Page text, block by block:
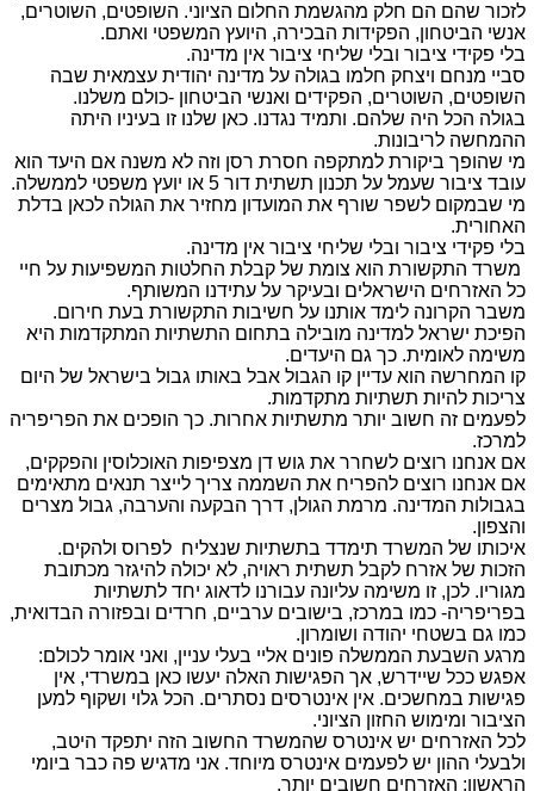
לזכור שהם הם חלק מהגשמת החלום הציוני. השופטים, השוטרים,
אנשי הביטחון, הפקידות הבכירה, היועץ המשפטי ואתם.
בלי פקידי ציבור ובלי שליחי ציבור אין מדינה.
סביי מנחם ויצחק חלמו בגולה על מדינה יהודית עצמאית שבה
השופטים, השוטרים, הפקידים ואנשי הביטחון -כולם משלנו.
בגולה הכל היה שלהם. ותמיד נגדנו. כאן שלנו זו בעיניו היתה
ההמחשה לריבונות.
מי שהופך ביקורת למתקפה חסרת רסן וזה לא משנה אם היעד הוא
עובד ציבור שעמל על תכנון תשתית דור 5 או יועץ משפטי לממשלה.
מי שבמקום לשפר שורף את המועדון מחזיר את הגולה לכאן בדלת
האחורית.
בלי פקידי ציבור ובלי שליחי ציבור אין מדינה.
משרד התקשורת הוא צומת של קבלת החלטות המשפיעות על חיי
כל האזרחים הישראלים ובעיקר על עתידנו המשותף.
משבר הקרונה לימד אותנו על חשיבות התקשורת בעת חירום.
הפיכת ישראל למדינה מובילה בתחום התשתיות המתקדמות היא
משימה לאומית. כך גם היעדים.
קו המחרשה הוא עדיין קו הגבול אבל באותו גבול בישראל של היום
צריכות להיות תשתיות מתקדמות.
לפעמים זה חשוב יותר מתשתיות אחרות. כך הופכים את הפריפריה
למרכז.
אם אנחנו רוצים לשחרר את גוש דן מצפיפות האוכלוסין והפקקים,
אם אנחנו רוצים להפריח את השממה צריך לייצר תנאים מתאימים
בגבולות המדינה. מרמת הגולן, דרך הבקעה והערבה, גבול מצרים
והצפון.
איכותו של המשרד תימדד בתשתיות שנצליח לפרוס ולהקים.
הזכות של אזרח לקבל תשתית ראויה, לא יכולה להיגזר מכתובת
מגוריו. לכן, זו משימה עליונה עבורנו לדאוג יחד לתשתיות
בפריפריה- כמו במרכז, בישובים ערביים, חרדים ובפזורה הבדואית,
כמו גם בשטחי יהודה ושומרון.
מרגע השבעת הממשלה פונים אליי בעלי עניין, ואני אומר לכולם:
אפגש ככל שיידרש, אך הפגישות האלה יעשו כאן במשרדי, אין
פגישות במחשכים. אין אינטרסים נסתרים. הכל גלוי ושקוף למען
הציבור ומימוש החזון הציוני.
לכל האזרחים יש אינטרס שהמשרד החשוב הזה יתפקד היטב,
ולבעלי ההון יש לפעמים אינטרס מיוחד. אני מדגיש פה כבר ביומי
הראשון: האזרחים חשובים יותר.